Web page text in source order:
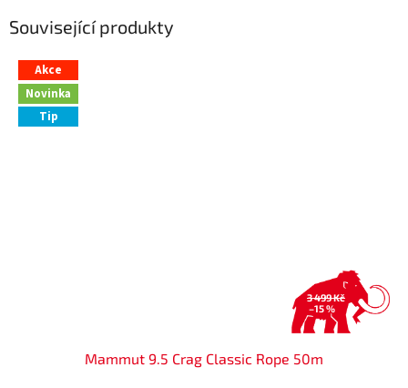
Související produkty
Akce
Novinka
Tip
3 499 Kč
–15 %
Mammut 9.5 Crag Classic Rope 50m